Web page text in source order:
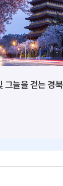
그늘을 걷는 경